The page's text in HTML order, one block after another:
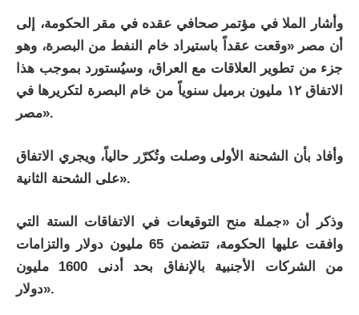
وأشار الملا في مؤتمر صحافي عقده في مقر الحكومة، إلى
أن مصر «وقعت عقداً باستيراد خام النفط من البصرة، وهو
جزء من تطوير العلاقات مع العراق، وسيُستورد بموجب هذا
الاتفاق ١٢ مليون برميل سنوياً من خام البصرة لتكريرها في
مصر».
وأفاد بأن الشحنة الأولى وصلت وتُكرّر حالياً، ويجري الاتفاق
على الشحنة الثانية».
وذكر أن «جملة منح التوقيعات في الاتفاقات الستة التي
وافقت عليها الحكومة، تتضمن 65 مليون دولار والتزامات
من الشركات الأجنبية بالإنفاق بحد أدنى 1600 مليون
دولار».